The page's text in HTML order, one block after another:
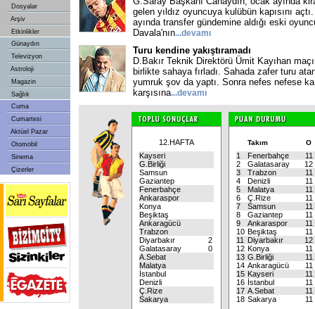
Dosyalar
Arşiv
Etkinlikler
Günaydın
Televizyon
Astroloji
Magazin
Sağlık
Cuma
Cumartesi
Aktüel Pazar
Otomobil
Sinema
Çizerler
gelen yıldız oyuncuya kulübün kapısını
ayında transfer gündemine aldığı eski
Davala'nın...devamı
Turu kendine yakıştıramadı
D.Bakır Teknik Direktörü Ümit Kayıhan
birlikte sahaya fırladı. Sahada zafer turu
yumruk şov da yaptı. Sonra nefes nefese
karşısına...devamı
12.HAFTA
Kayseri
G.Birliği
Samsun
Gaziantep
Fenerbahçe
Ankaraspor
Konya
Beşiktaş
Ankaragücü
Trabzon
Diyarbakır
2
Galatasaray
0
A.Sebat
Malatya
İstanbul
Denizli
Ç.Rize
Sakarya
Takım O
1 Fenerbahçe
11
2
Galatasaray
12
3
Trabzon
11
4
Denizli
11
5
Malatya
11
6
Ç.Rize
11
7
Samsun
11
8
Gaziantep
11
9
Ankaraspor
11
10 Beşiktaş
11
11
Diyarbakır
12
12 Konya
11
13 G.Birliği
11
14 Ankaragücü
11
15 Kayseri
11
16 İstanbul
11
17 A.Sebat
11
18 Sakarya 11